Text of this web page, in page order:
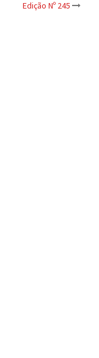
Edição Nº 245